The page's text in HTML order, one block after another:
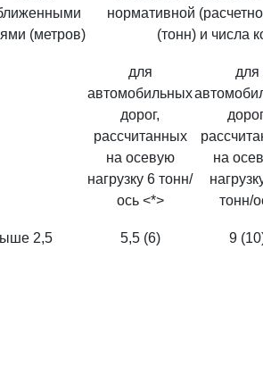
(метров)
нормативной
(тонн) и числа
для
автомобильных
дорог,
рассчитанных
на осевую
нагрузку 6 тонн/
ось <*>
для
на
тонн/
2,5 5,5 (6) 9